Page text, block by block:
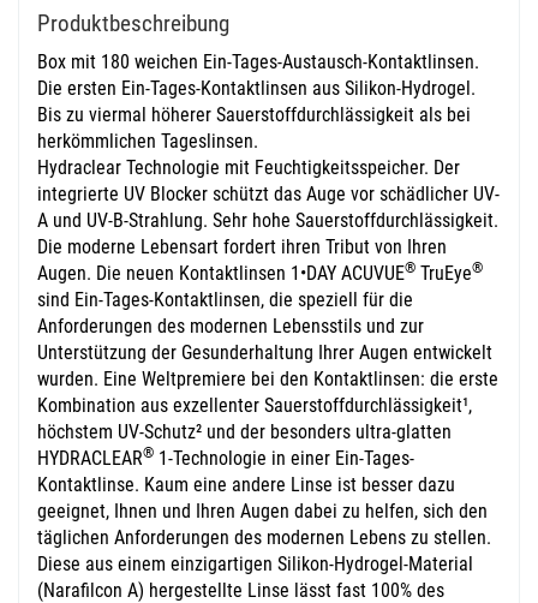
Produktbeschreibung
Box mit 180 weichen Ein-Tages-Austausch-Kontaktlinsen.
Die ersten Ein-Tages-Kontaktlinsen aus Silikon-Hydrogel.
Bis zu viermal höherer Sauerstoffdurchlässigkeit als bei
herkömmlichen Tageslinsen.
Hydraclear Technologie mit Feuchtigkeitsspeicher. Der
integrierte UV Blocker schützt das Auge vor schädlicher UV-
A und UV-B-Strahlung. Sehr hohe Sauerstoffdurchlässigkeit.
Die moderne Lebensart fordert ihren Tribut von Ihren
Augen. Die neuen Kontaktlinsen 1•DAY ACUVUE® TruEye®
sind Ein-Tages-Kontaktlinsen, die speziell für die
Anforderungen des modernen Lebensstils und zur
Unterstützung der Gesunderhaltung Ihrer Augen entwickelt
wurden. Eine Weltpremiere bei den Kontaktlinsen: die erste
Kombination aus exzellenter Sauerstoffdurchlässigkeit¹,
höchstem UV-Schutz² und der besonders ultra-glatten
HYDRACLEAR® 1-Technologie in einer Ein-Tages-
Kontaktlinse. Kaum eine andere Linse ist besser dazu
geeignet, Ihnen und Ihren Augen dabei zu helfen, sich den
täglichen Anforderungen des modernen Lebens zu stellen.
Diese aus einem einzigartigen Silikon-Hydrogel-Material
(Narafilcon A) hergestellte Linse lässt fast 100% des